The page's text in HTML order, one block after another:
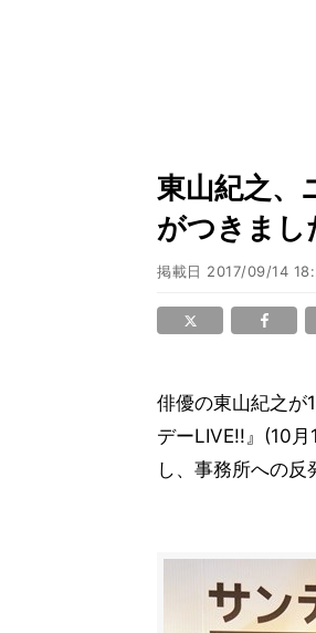
東山紀之、
がつきまし
掲載日 2017/09/14
俳優の東山紀之が
デーLIVE!!』(10
し、事務所への反